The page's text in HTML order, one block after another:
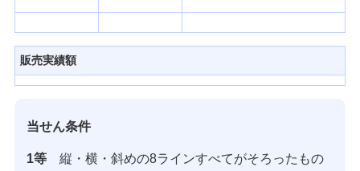
販売実績額
当せん条件
1等 縦・横・斜めの8ラインすべてがそろったもの